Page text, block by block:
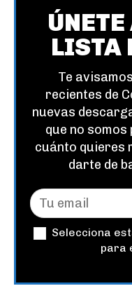
LISTA
Te
recientes de
nuevas
que no
cuánto quieres
darte de
Selecciona
para